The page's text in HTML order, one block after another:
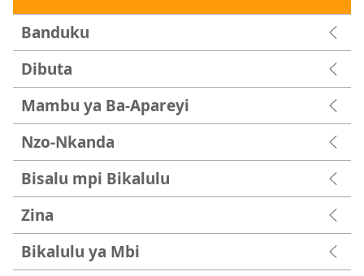
Banduku
Dibuta
Mambu ya Ba-Apareyi
Nzo-Nkanda
Bisalu mpi Bikalulu
Zina
Bikalulu ya Mbi